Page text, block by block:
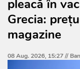
pleacă în
Grecia:
magazine
08 Aug. 2026, 15:27 //